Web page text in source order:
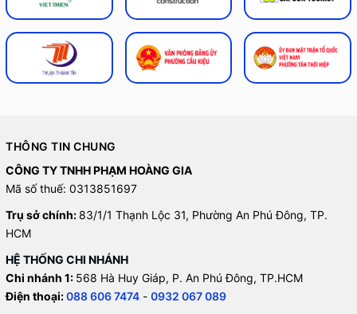
THÔNG TIN CHUNG
CÔNG TY TNHH PHẠM HOÀNG GIA
Mã số thuế: 0313851697
Trụ sở chính: 83/1/1 Thạnh Lộc 31, Phường An Phú Đông, TP.
HCM
HỆ THỐNG CHI NHÁNH
Chi nhánh 1: 568 Hà Huy Giáp, P. An Phú Đông, TP.HCM
Điện thoại:088 606 7474 - 0932 067 089